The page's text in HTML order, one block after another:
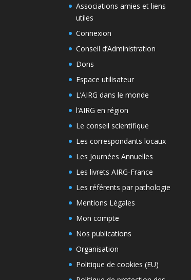
Associations amies et liens
utiles
Connexion
Conseil d’Administration
Dons
Espace utilisateur
L’AIRG dans le monde
l’AIRG en région
Le conseil scientifique
Les correspondants locaux
Les Journées Annuelles
Les livrets AIRG-France
Les référents par pathologie
Mentions Légales
Mon compte
Nos publications
Organisation
Politique de cookies (EU)